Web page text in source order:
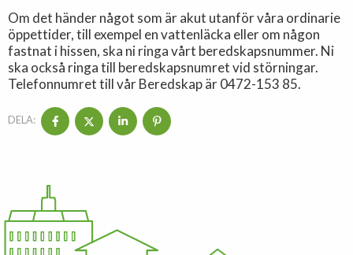
Om det händer något som är akut utanför våra ordinarie
öppettider, till exempel en vattenläcka eller om någon
fastnat i hissen, ska ni ringa vårt beredskapsnummer. Ni
ska också ringa till beredskapsnumret vid störningar.
Telefonnumret till vår Beredskap är 0472-153 85.
DELA: